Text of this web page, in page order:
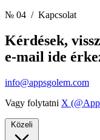
№ 04 / Kapcsolat
Kérdések,
e-mail ide
info@appsgolem.com
Vagy folytatni X
Közeli